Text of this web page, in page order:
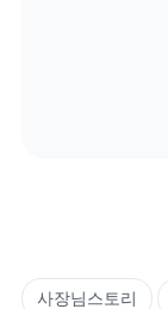
사장님스토리